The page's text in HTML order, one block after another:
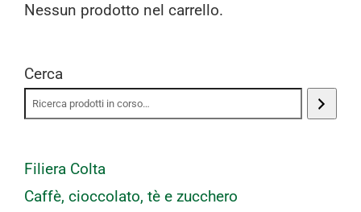
Nessun prodotto nel carrello.
Cerca
Filiera Colta
Caffè, cioccolato, tè e zucchero